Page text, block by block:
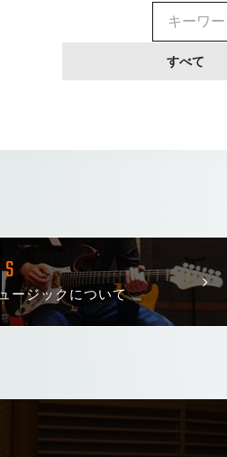
すべて
ージックについて